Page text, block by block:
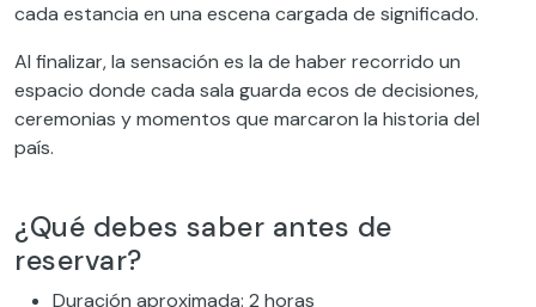
cada estancia en una escena cargada de significado.
Al finalizar, la sensación es la de haber recorrido un
espacio donde cada sala guarda ecos de decisiones,
ceremonias y momentos que marcaron la historia del
país.
¿Qué debes saber antes de
reservar?
Duración aproximada: 2 horas